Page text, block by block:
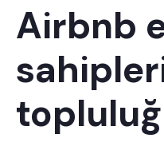
Airbnb